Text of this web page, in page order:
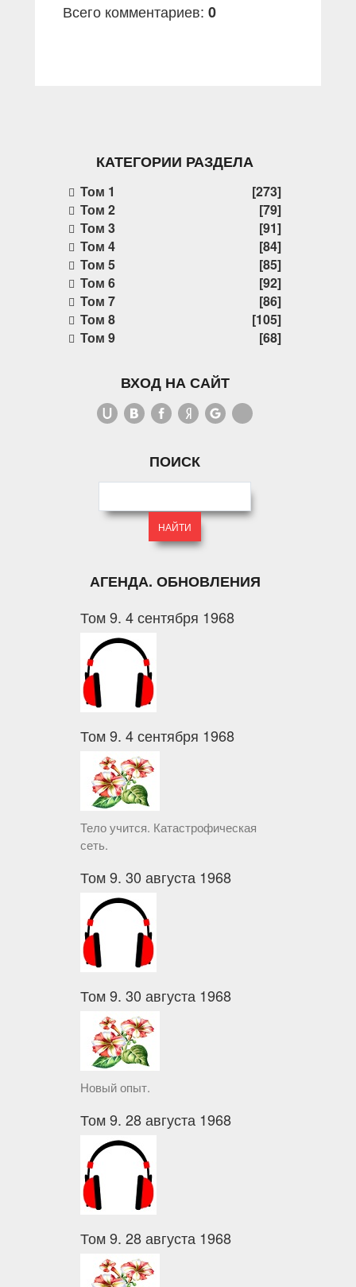
Всего комментариев: 0
КАТЕГОРИИ РАЗДЕЛА
Том 1
[273]
Том 2
[79]
Том 3
[91]
Том 4
[84]
Том 5
[85]
Том 6
[92]
Том 7
[86]
Том 8
[105]
Том 9
[68]
ВХОД НА САЙТ
ПОИСК
АГЕНДА. ОБНОВЛЕНИЯ
Том 9. 4 сентября 1968
Том 9. 4 сентября 1968
Тело учится. Катастрофическая
сеть.
Том 9. 30 августа 1968
Том 9. 30 августа 1968
Новый опыт.
Том 9. 28 августа 1968
Том 9. 28 августа 1968